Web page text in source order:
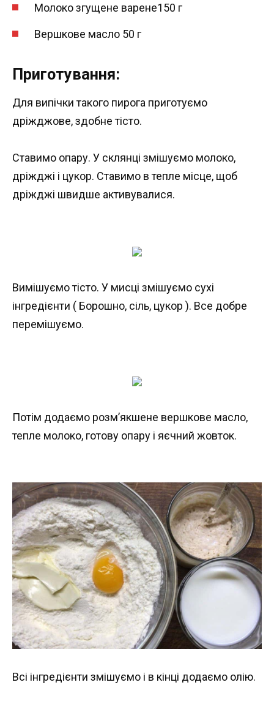
Молоко згущене варене150 г
Вершкове масло 50 г
Приготування:
Для випічки такого пирога приготуємо
дріжджове, здобне тісто.
Ставимо опару. У склянці змішуємо молоко,
дріжджі і цукор. Ставимо в тепле місце, щоб
дріжджі швидше активувалися.
Вимішуємо тісто. У мисці змішуємо сухі
інгредієнти ( Борошно, сіль, цукор ). Все добре
перемішуємо.
Потім додаємо розм’якшене вершкове масло,
тепле молоко, готову опару і яєчний жовток.
Всі інгредієнти змішуємо і в кінці додаємо олію.